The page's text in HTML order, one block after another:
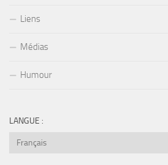
Liens
Médias
Humour
LANGUE :